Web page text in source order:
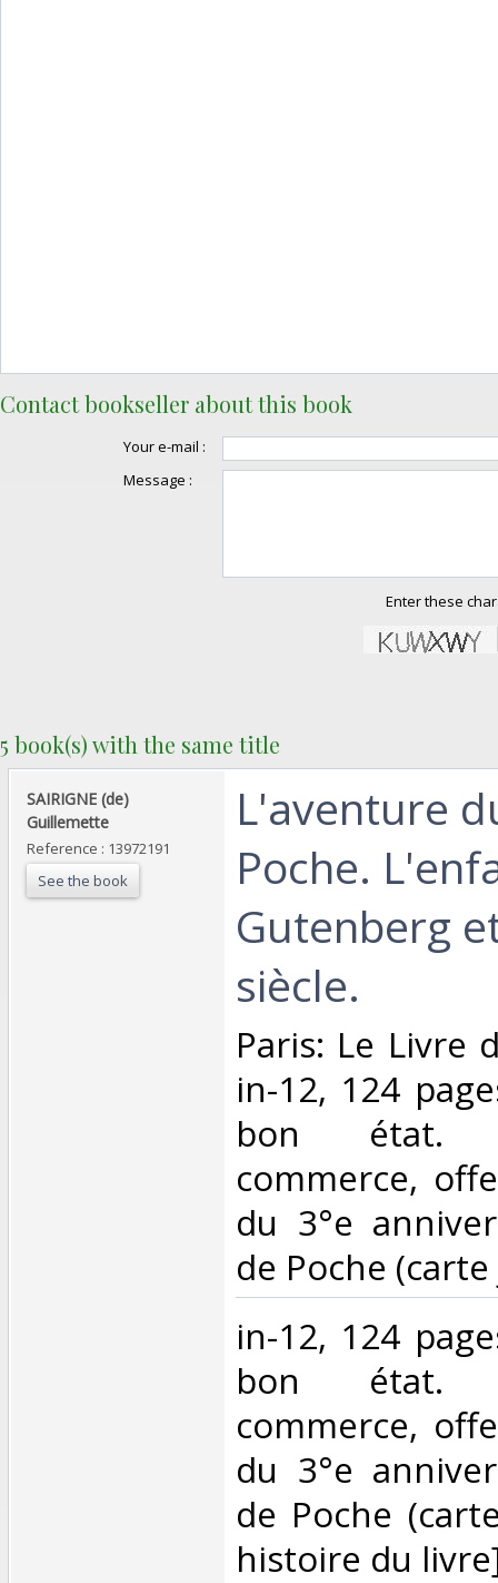
Contact bookseller about this book
Your e-mail :
Message :
Enter these
5 book(s) with the same title
‎SAIRIGNE (de)
Guillemette‎
Reference : 13972191
See the book
‎L'aventure
Poche.
Gutenberg
siècle.‎
‎Paris: Le Livre
in-12, 124
bon état.
commerce,
du 3°e
de Poche
‎in-12, 124
bon état.
commerce,
du 3°e
de Poche
histoire du